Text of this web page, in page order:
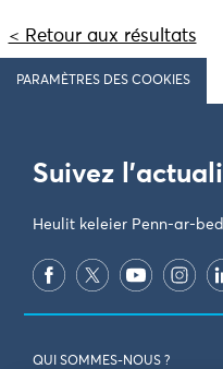
< Retour aux résultats
PARAMÈTRES DES COOKIES
Suivez
Heulit keleier Penn-ar-bed
QUI SOMMES-NOUS ?